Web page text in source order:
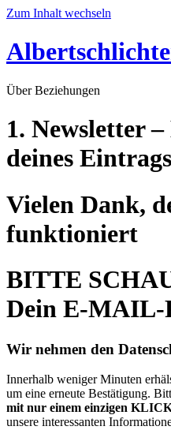
Zum Inhalt wechseln
Über Beziehungen
1. Newsletter
deines Eintrags
Vielen Dank,
funktioniert​
BITTE
Dein E-MAIL-
Wir nehmen den
Innerhalb weniger Minuten
um eine erneute Bestätigung.
mit nur einem einzigen
unsere interessanten